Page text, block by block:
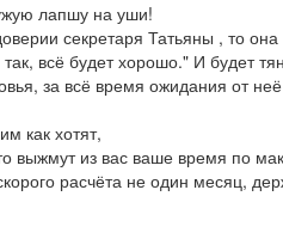
лапшу на уши!
секретаря Татьяны , то
всё будет хорошо." И будет
за всё время ожидания от
как хотят,
выжмут из вас ваше время по
расчёта не один месяц,